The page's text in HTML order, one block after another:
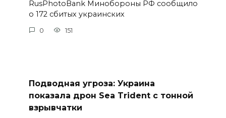
RusPhotoBank Минобороны РФ сообщило
о 172 сбитых украинских
0 151
Подводная угроза: Украина
показала дрон Sea Trident с тонной
взрывчатки